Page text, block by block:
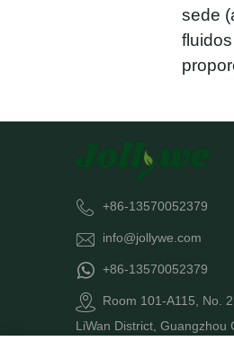
sede
+86-13570052379
info@jollywe.com
+86-13570052379
Room 101-A115, No.
LiWan District, Guangzhou